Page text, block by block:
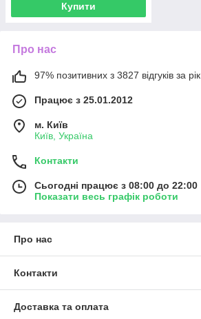
Купити
Про нас
97% позитивних з 3827 відгуків за рік
Працює з 25.01.2012
м. Київ
Київ, Україна
Контакти
Сьогодні працює з 08:00 до 22:00
Показати весь графік роботи
Про нас
Контакти
Доставка та оплата